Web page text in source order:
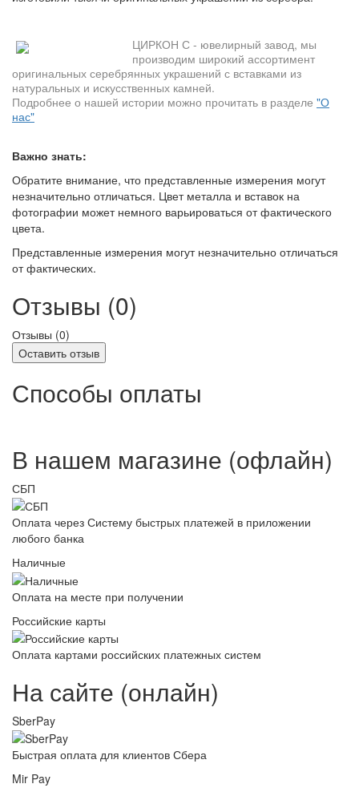
ЦИРКОН С - ювелирный завод, мы
производим широкий ассортимент
оригинальных серебрянных украшений с вставками из
натуральных и искусственных камней.
Подробнее о нашей истории можно прочитать в разделе "О
нас"
Важно знать:
Обратите внимание, что представленные измерения могут
незначительно отличаться. Цвет металла и вставок на
фотографии может немного варьироваться от фактического
цвета.
Представленные измерения могут незначительно отличаться
от фактических.
Отзывы (0)
Отзывы (0)
Оставить отзыв
Способы оплаты
В нашем магазине (офлайн)
СБП
Оплата через Систему быстрых платежей в приложении
любого банка
Наличные
Оплата на месте при получении
Российские карты
Оплата картами российских платежных систем
На сайте (онлайн)
SberPay
Быстрая оплата для клиентов Сбера
Mir Pay